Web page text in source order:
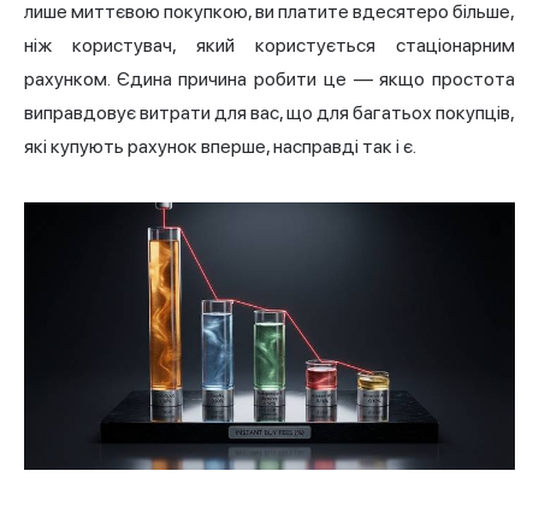
лише миттєвою покупкою, ви платите вдесятеро більше,
ніж користувач, який користується стаціонарним
рахунком. Єдина причина робити це — якщо простота
виправдовує витрати для вас, що для багатьох покупців,
які купують рахунок вперше, насправді так і є.